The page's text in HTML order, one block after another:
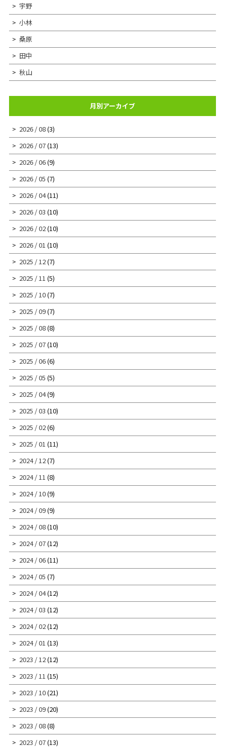
宇野
小林
桑原
田中
秋山
月別アーカイブ
2026 / 08(3)
2026 / 07(13)
2026 / 06(9)
2026 / 05 (7)
2026 / 04(11)
2026 / 03 (10)
2026 / 02(10)
2026 / 01 (10)
2025 / 12(7)
2025 / 11 (5)
2025 / 10(7)
2025 / 09(7)
2025 / 08(8)
2025 / 07(10)
2025 / 06(6)
2025 / 05 (5)
2025 / 04(9)
2025 / 03 (10)
2025 / 02(6)
2025 / 01 (11)
2024 / 12(7)
2024 / 11 (8)
2024 / 10(9)
2024 / 09(9)
2024 / 08(10)
2024 / 07(12)
2024 / 06(11)
2024 / 05 (7)
2024 / 04(12)
2024 / 03 (12)
2024 / 02(12)
2024 / 01 (13)
2023 / 12(12)
2023 / 11 (15)
2023 / 10(21)
2023 / 09(20)
2023 / 08(8)
2023 / 07(13)